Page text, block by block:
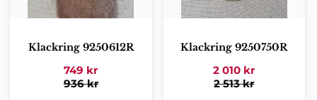
Klackring 9250612R
749 kr
936kr
Klackring 9250750R
2 010 kr
2 513kr